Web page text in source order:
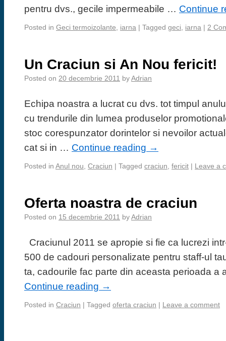
pentru dvs., gecile impermeabile … Continue
Posted in Geci termoizolante iarna | Tagged geci iarna | 2
Un Craciun si An Nou fericit!
Posted on 20 decembrie 2011 byAdrian
Echipa noastra a lucrat cu dvs. tot timpul
cu trendurile din lumea produselor
stoc corespunzator dorintelor si nevoilor
cat si in … Continue reading →
Posted in Anul nou Craciun | Tagged craciun fericit | Leave a
Oferta noastra de craciun
Posted on 15 decembrie 2011 byAdrian
Craciunul 2011 se apropie si fie ca lucrezi
500 de cadouri personalizate pentru staff-ul
ta, cadourile fac parte din aceasta perioada
Continue reading →
Posted in Craciun | Tagged oferta craciun | Leave a comment